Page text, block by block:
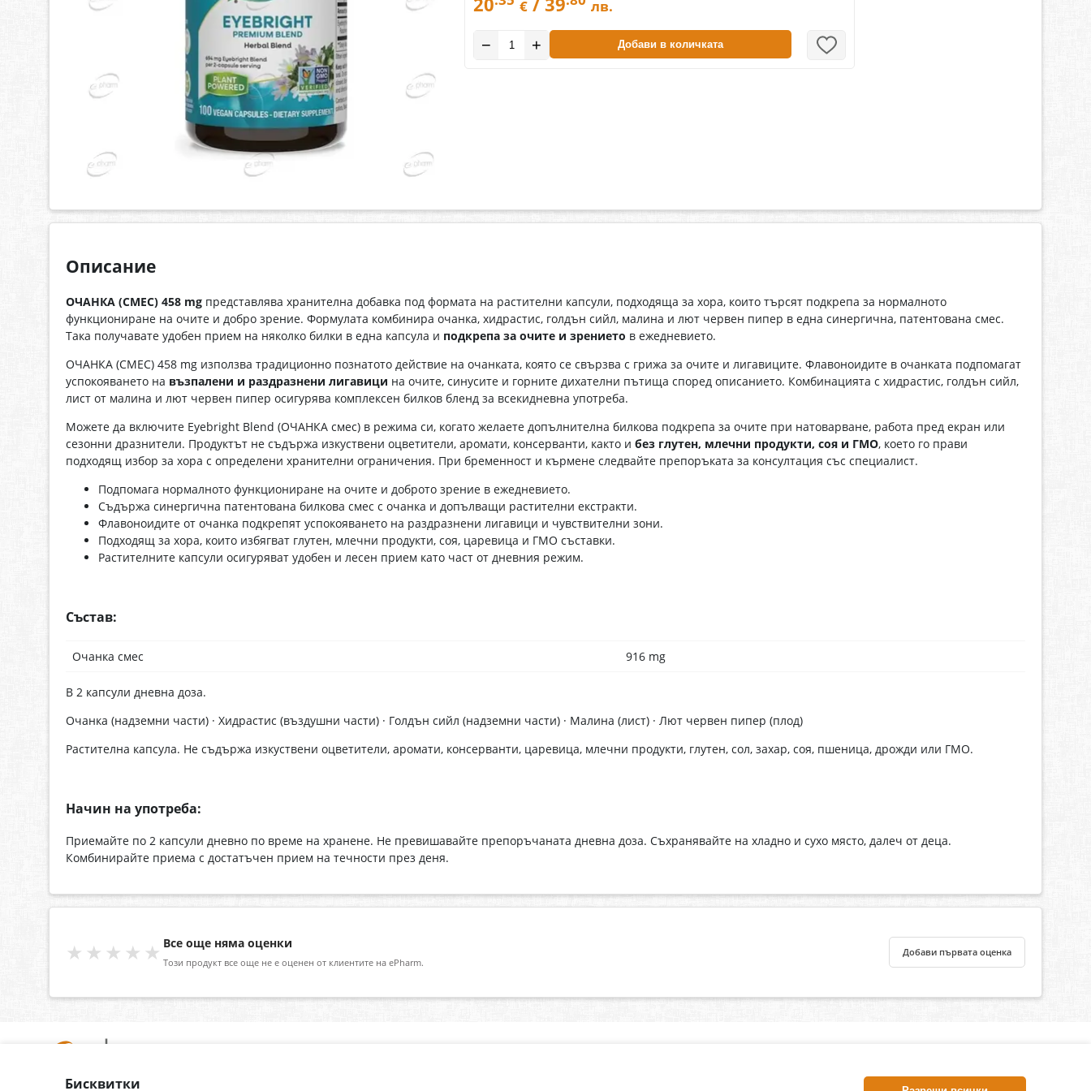
€ лв.
− + Добави в количката
Описание
ОЧАНКА (СМЕС) 458 mg представлява хранителна добавка под формата на растителни капсули, подходяща за хора, които търсят подкрепа за нормалното
функциониране на очите и добро зрение. Формулата комбинира очанка, хидрастис, голдън сийл, малина и лют червен пипер в една синергична, патентована смес.
Така получавате удобен прием на няколко билки в една капсула и подкрепа за очите и зрението в ежедневието.
ОЧАНКА (СМЕС) 458 mg използва традиционно познатото действие на очанката, която се свързва с грижа за очите и лигавиците. Флавоноидите в очанката подпомагат
успокояването на възпалени и раздразнени лигавици на очите, синусите и горните дихателни пътища според описанието. Комбинацията с хидрастис, голдън сийл,
лист от малина и лют червен пипер осигурява комплексен билков бленд за всекидневна употреба.
Можете да включите Eyebright Blend (ОЧАНКА смес) в режима си, когато желаете допълнителна билкова подкрепа за очите при натоварване, работа пред екран или
сезонни дразнители. Продуктът не съдържа изкуствени оцветители, аромати, консерванти, както и без глутен, млечни продукти, соя и ГМО, което го прави
подходящ избор за хора с определени хранителни ограничения. При бременност и кърмене следвайте препоръката за консултация със специалист.
Подпомага нормалното функциониране на очите и доброто зрение в ежедневието.
Съдържа синергична патентована билкова смес с очанка и допълващи растителни екстракти.
Флавоноидите от очанка подкрепят успокояването на раздразнени лигавици и чувствителни зони.
Подходящ за хора, които избягват глутен, млечни продукти, соя, царевица и ГМО съставки.
Растителните капсули осигуряват удобен и лесен прием като част от дневния режим.
Състав:
Очанка смес 916 mg
В 2 капсули дневна доза.
Очанка (надземни части) · Хидрастис (въздушни части) · Голдън сийл (надземни части) · Малина (лист) · Лют червен пипер (плод)
Растителна капсула. Не съдържа изкуствени оцветители, аромати, консерванти, царевица, млечни продукти, глутен, сол, захар, соя, пшеница, дрожди или ГМО.
Начин на употреба:
Приемайте по 2 капсули дневно по време на хранене. Не превишавайте препоръчаната дневна доза. Съхранявайте на хладно и сухо място, далеч от деца.
Комбинирайте приема с достатъчен прием на течности през деня.
★★★★★ Все още няма оценки
Този продукт все още не е оценен от клиентите на ePharm.
Добави първата оценка
ePharm.bg е лицензирана онлайн аптека и част от аптеки
Бисквитки